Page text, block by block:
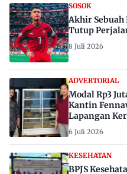
SOSOK
Akhir Sebuah
Tutup
8 Juli 2026
ADVERTORIAL
Modal Rp3
Kantin
Lapangan
6 Juli 2026
KESEHATAN
BPJS